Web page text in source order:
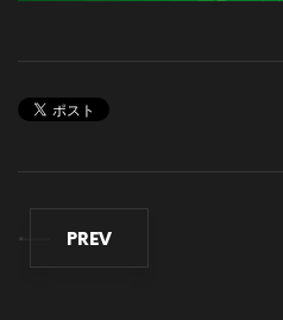
PREV